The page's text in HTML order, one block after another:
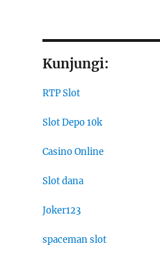
Kunjungi:
RTP Slot
Slot Depo 10k
Casino Online
Slot dana
Joker123
spaceman slot